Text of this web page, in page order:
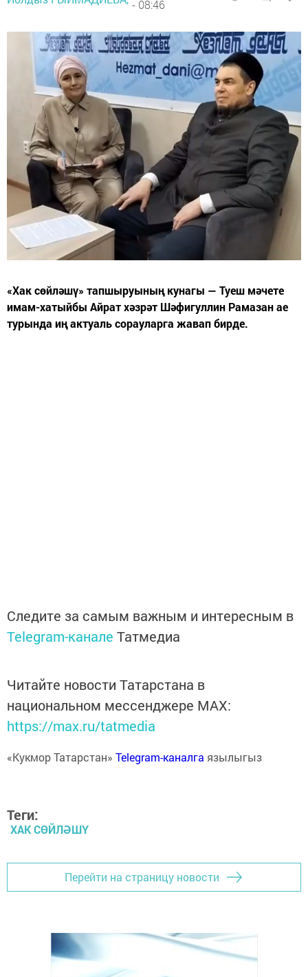
- 08:46
«Хак сөйләшү» тапшыруының кунагы — Туеш мәчете
имам-хатыйбы Айрат хәзрәт Шәфигуллин Рамазан ае
турында иң актуаль сорауларга жавап бирде.
Следите за самым важным и интересным в
Telegram-канале Татмедиа
Читайте новости Татарстана в
национальном мессенджере MАХ:
https://max.ru/tatmedia
«Кукмор Татарстан» Telegram-каналга язылыгыз
Теги:
ХАК СӨЙЛӘШҮ
Перейти на страницу новости